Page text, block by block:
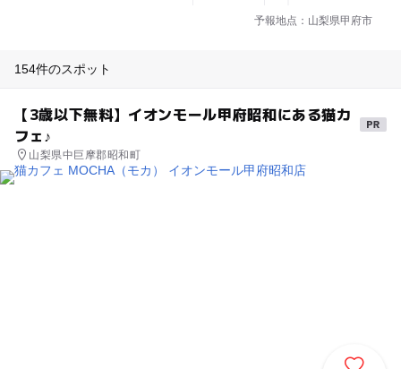
予報地点：山梨県甲府市
154件のスポット
【3歳以下無料】イオンモール甲府昭和にある猫カ
フェ♪
山梨県中巨摩郡昭和町